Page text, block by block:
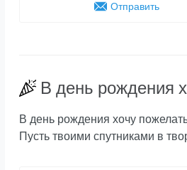
Отправить
В день рождения
В день рождения хочу
Пусть твоими спутниками в